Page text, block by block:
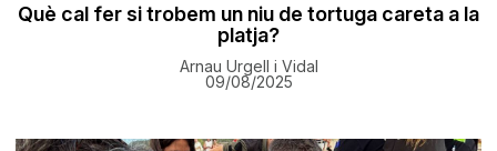
Què cal fer si trobem un niu de tortuga careta a la
platja?
Arnau Urgell i Vidal
09/08/2025